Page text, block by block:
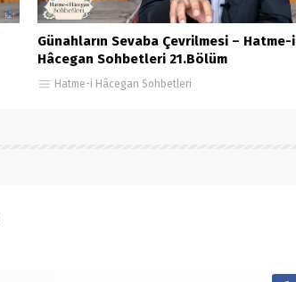
Günahların Sevaba Çevrilmesi – Hatme-i
Hâcegan Sohbetleri 21.Bölüm
Hatme-i Hâcegan Sohbetleri